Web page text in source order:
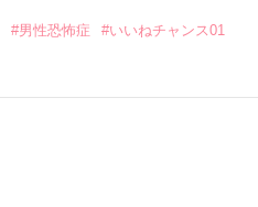
#男性恐怖症 #いいねチャンス01